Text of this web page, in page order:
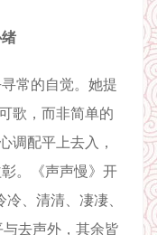
常的自觉。她提
歌，而非简单的
调配平上去入，
。《声声慢》开
、清清、凄凄、
与去声外，其余皆